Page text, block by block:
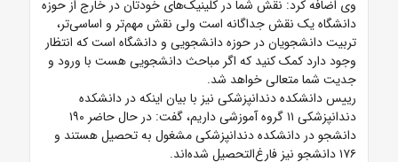
وی اضافه کرد: نقش شما در کلینیک‌های خودتان در خارج از حوزه
دانشگاه یک نقش جداگانه است ولی نقش مهم‌تر و اساسی‌تر،
تربیت دانشجویان در حوزه دانشجویی و دانشگاه است که انتظار
وجود دارد کمک کنید که اگر مباحث دانشجویی هست با ورود و
جدیت شما متعالی خواهد شد.
رییس دانشکده دندانپزشکی نیز با بیان اینکه در دانشکده
دندانپزشکی ۱۱ گروه آموزشی داریم، گفت: در حال حاضر ۱۹۰
دانشجو در دانشکده دندانپزشکی مشغول به تحصیل هستند و
۱۷۶ دانشجو نیز فارغ‌التحصیل شده‌اند.